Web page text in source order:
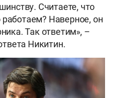
Считаете, что
Наверное, он
Так ответим», –
Никитин.